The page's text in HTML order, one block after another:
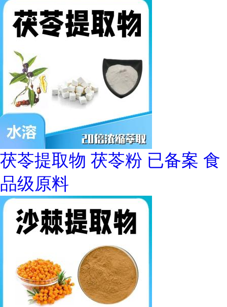
茯苓提取物 茯苓粉 已备案 食
品级原料